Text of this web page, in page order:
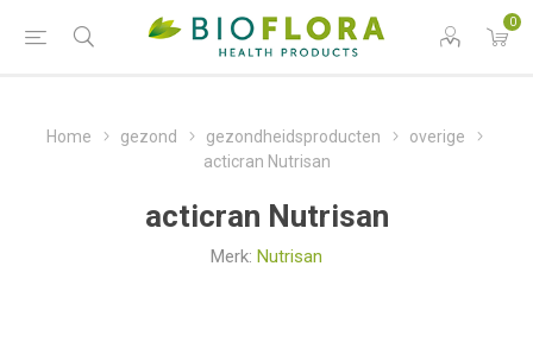
0
Home gezond gezondheidsproducten
overige
acticran Nutrisan
acticran Nutrisan
Merk: Nutrisan